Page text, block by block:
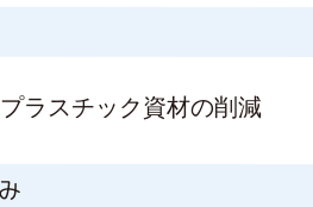
ラスチック資材の削減